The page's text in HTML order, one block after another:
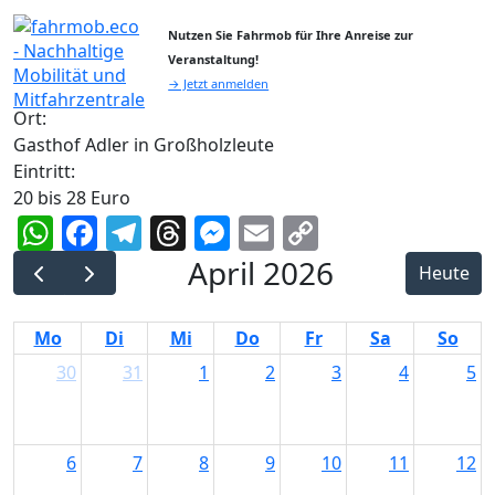
Nutzen Sie Fahrmob für Ihre Anreise zur
Veranstaltung!
→ Jetzt anmelden
Ort:
Gasthof Adler in Großholzleute
Eintritt:
20 bis 28 Euro
WhatsApp
Facebook
Telegram
Threads
Messenger
Email
Link
April 2026 Heute
Mo Di Mi Do Fr Sa
So
30
31 1 2 3 4 5
6 7 8 9 10 11 12